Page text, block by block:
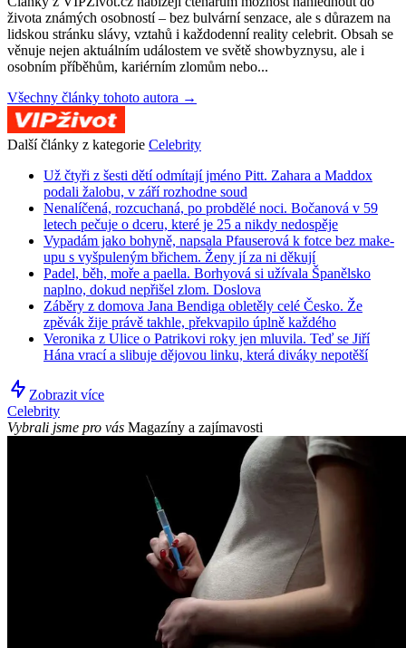
života známých osobností – bez bulvární senzace, ale s důrazem na
lidskou stránku slávy, vztahů i každodenní reality celebrit. Obsah se
věnuje nejen aktuálním událostem ve světě showbyznysu, ale i
osobním příběhům, kariérním zlomům nebo...
Všechny články tohoto autora →
Další články z kategorie Celebrity
Už čtyři z šesti dětí odmítají jméno Pitt. Zahara a Maddox
podali žalobu, v září rozhodne soud
Nenalíčená, rozcuchaná, po probdělé noci. Bočanová v 59
letech pečuje o dceru, které je 25 a nikdy nedospěje
Vypadám jako bohyně, napsala Pfauserová k fotce bez make-
upu s vyšpuleným břichem. Ženy jí za ni děkují
Padel, běh, moře a paella. Borhyová si užívala Španělsko
naplno, dokud nepřišel zlom. Doslova
Záběry z domova Jana Bendiga obletěly celé Česko. Že
zpěvák žije právě takhle, překvapilo úplně každého
Veronika z Ulice o Patrikovi roky jen mluvila. Teď se Jiří
Hána vrací a slibuje dějovou linku, která diváky nepotěší
Zobrazit více
Celebrity
Vybrali jsme pro vás Magazíny a zajímavosti